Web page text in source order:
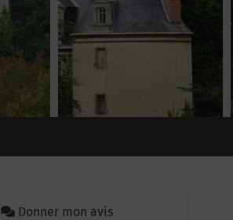
Donner mon avis